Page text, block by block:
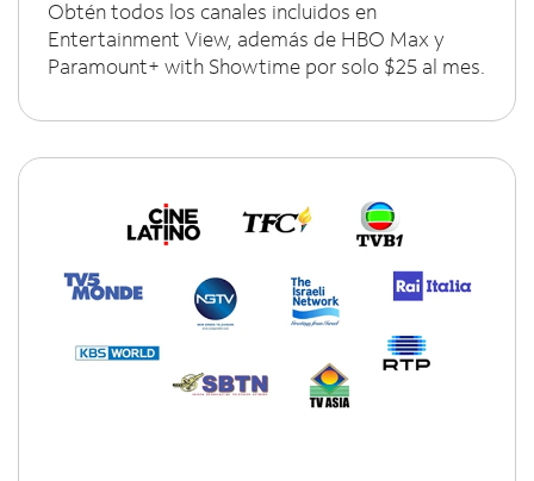
Obtén todos los canales incluidos en
Entertainment View, además de HBO Max y
Paramount+ with Showtime por solo $25 al mes.